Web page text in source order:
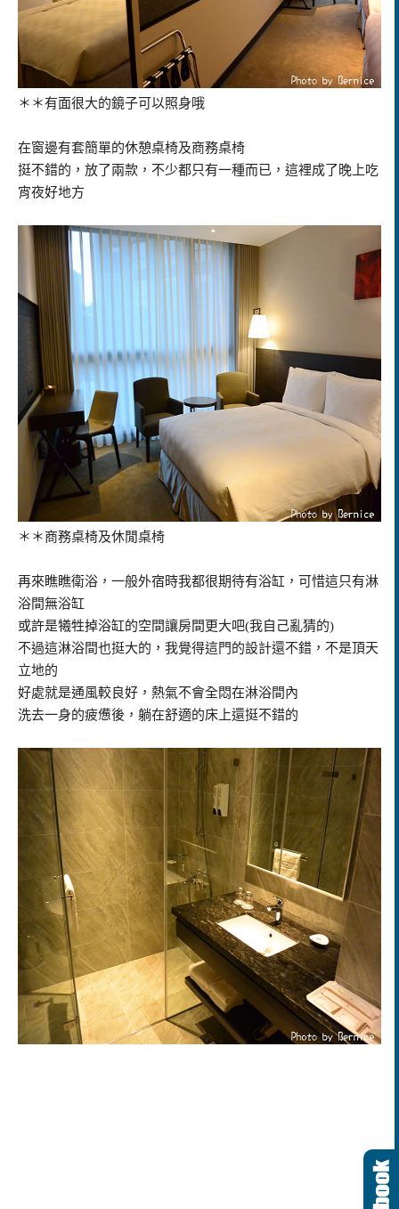
＊＊有面很大的鏡子可以照身哦
在窗邊有套簡單的休憩桌椅及商務桌椅
挺不錯的，放了兩款，不少都只有一種而已，這裡成了晚上吃
宵夜好地方
＊＊商務桌椅及休閒桌椅
再來瞧瞧衛浴，一般外宿時我都很期待有浴缸，可惜這只有淋
浴間無浴缸
或許是犧牲掉浴缸的空間讓房間更大吧(我自己亂猜的)
不過這淋浴間也挺大的，我覺得這門的設計還不錯，不是頂天
立地的
好處就是通風較良好，熱氣不會全悶在淋浴間內
洗去一身的疲憊後，躺在舒適的床上還挺不錯的